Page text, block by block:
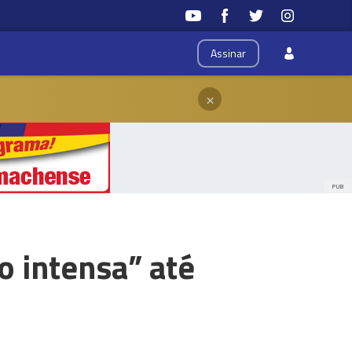
Assinar
×
PUB
intensa” até